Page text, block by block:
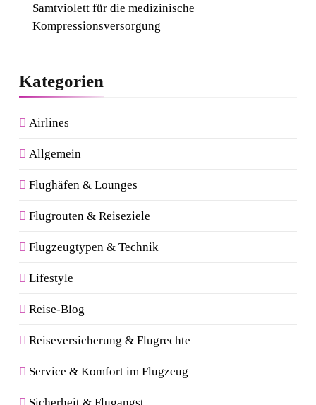
Samtviolett für die medizinische
Kompressionsversorgung
Kategorien
Airlines
Allgemein
Flughäfen & Lounges
Flugrouten & Reiseziele
Flugzeugtypen & Technik
Lifestyle
Reise-Blog
Reiseversicherung & Flugrechte
Service & Komfort im Flugzeug